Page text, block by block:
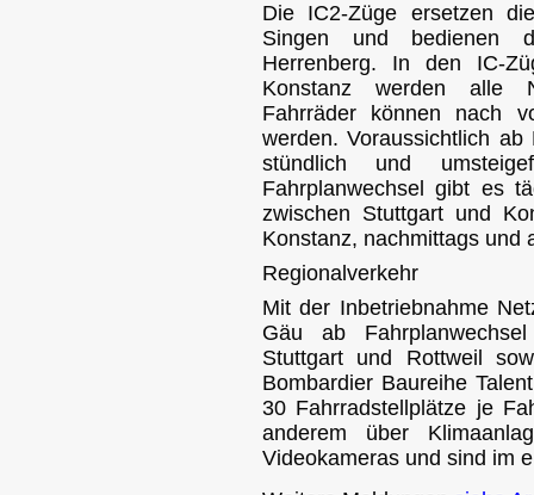
Die IC2-Züge ersetzen
Singen und bedienen
Herrenberg. In den IC-
Konstanz werden alle
Fahrräder können nach
werden. Voraussichtlich
stündlich und
Fahrplanwechsel gibt es
zwischen Stuttgart und
Konstanz, nachmittags und
Regionalverkehr
Mit der Inbetriebnahme
Gäu ab
Stuttgart und Rottweil
Bombardier Baureihe
30 Fahrradstellplätze je
anderem über
Videokameras und sind im